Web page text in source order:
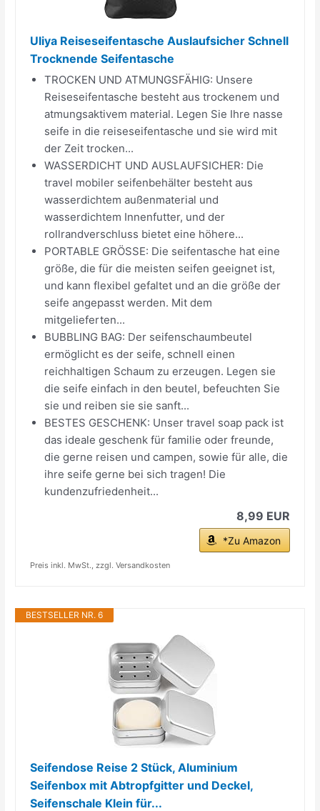
Uliya Reiseseifentasche Auslaufsicher Schnell
Trocknende Seifentasche
TROCKEN UND ATMUNGSFÄHIG: Unsere
Reiseseifentasche besteht aus trockenem und
atmungsaktivem material. Legen Sie Ihre nasse
seife in die reiseseifentasche und sie wird mit
der Zeit trocken...
WASSERDICHT UND AUSLAUFSICHER: Die
travel mobiler seifenbehälter besteht aus
wasserdichtem außenmaterial und
wasserdichtem Innenfutter, und der
rollrandverschluss bietet eine höhere...
PORTABLE GRÖSSE: Die seifentasche hat eine
größe, die für die meisten seifen geeignet ist,
und kann flexibel gefaltet und an die größe der
seife angepasst werden. Mit dem
mitgelieferten...
BUBBLING BAG: Der seifenschaumbeutel
ermöglicht es der seife, schnell einen
reichhaltigen Schaum zu erzeugen. Legen sie
die seife einfach in den beutel, befeuchten Sie
sie und reiben sie sie sanft...
BESTES GESCHENK: Unser travel soap pack ist
das ideale geschenk für familie oder freunde,
die gerne reisen und campen, sowie für alle, die
ihre seife gerne bei sich tragen! Die
kundenzufriedenheit...
8,99 EUR
*Zu Amazon
Preis inkl. MwSt., zzgl. Versandkosten
BESTSELLER NR. 6
Seifendose Reise 2 Stück, Aluminium
Seifenbox mit Abtropfgitter und Deckel,
Seifenschale Klein für...